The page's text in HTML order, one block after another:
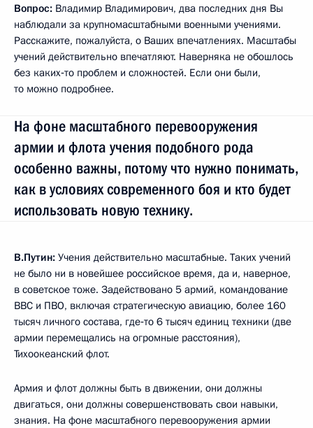
Вопрос: Владимир Владимирович, два последних дня Вы
наблюдали за крупномасштабными военными учениями.
Расскажите, пожалуйста, о Ваших впечатлениях. Масштабы
учений действительно впечатляют. Наверняка не обошлось
без каких‑то проблем и сложностей. Если они были,
то можно подробнее.
На фоне масштабного перевооружения
армии и флота учения подобного рода
особенно важны, потому что нужно понимать,
как в условиях современного боя и кто будет
использовать новую технику.
В.Путин: Учения действительно масштабные. Таких учений
не было ни в новейшее российское время, да и, наверное,
в советское тоже. Задействовано 5 армий, командование
ВВС и ПВО, включая стратегическую авиацию, более 160
тысяч личного состава, где‑то 6 тысяч единиц техники (две
армии перемещались на огромные расстояния),
Тихоокеанский флот.
Армия и флот должны быть в движении, они должны
двигаться, они должны совершенствовать свои навыки,
знания. На фоне масштабного перевооружения армии